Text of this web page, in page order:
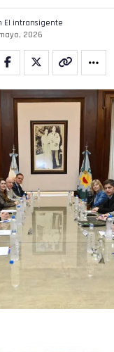
El intransigente
2026